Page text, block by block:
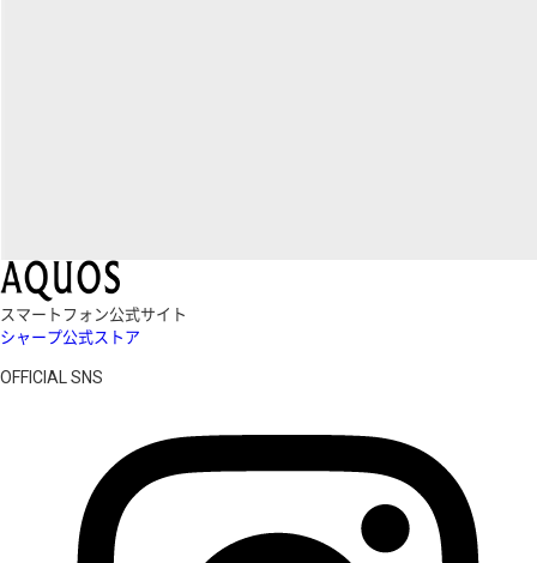
スマートフォン公式サイト
シャープ公式ストア
OFFICIAL SNS